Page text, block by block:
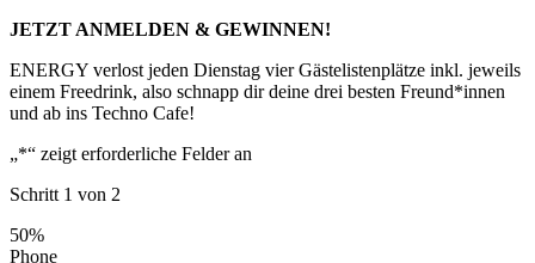
JETZT ANMELDEN & GEWINNEN!
ENERGY verlost jeden Dienstag vier Gästelistenplätze inkl. jeweils
einem Freedrink, also schnapp dir deine drei besten Freund*innen
und ab ins Techno Cafe!
„*“ zeigt erforderliche Felder an
Schritt 1 von 2
50%
Phone